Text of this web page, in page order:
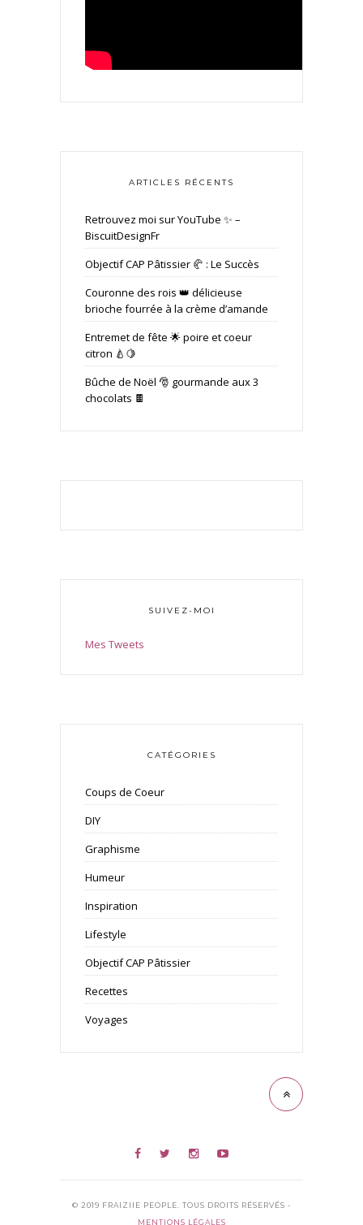
ARTICLES RÉCENTS
Retrouvez moi sur YouTube ✨ –
BiscuitDesignFr
Objectif CAP Pâtissier 🥐 : Le Succès
Couronne des rois 👑 délicieuse
brioche fourrée à la crème d’amande
Entremet de fête 🌟 poire et coeur
citron 🍐🍋
Bûche de Noël 🎅 gourmande aux 3
chocolats 🍫
SUIVEZ-MOI
Mes Tweets
CATÉGORIES
Coups de Coeur
DIY
Graphisme
Humeur
Inspiration
Lifestyle
Objectif CAP Pâtissier
Recettes
Voyages
© 2019 FRAIZIIE PEOPLE. TOUS DROITS RÉSERVÉS -
MENTIONS LÉGALES